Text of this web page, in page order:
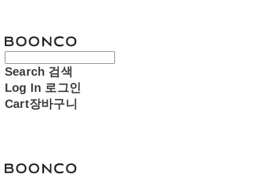
Search 검색
Log In 로그인
Cart장바구니